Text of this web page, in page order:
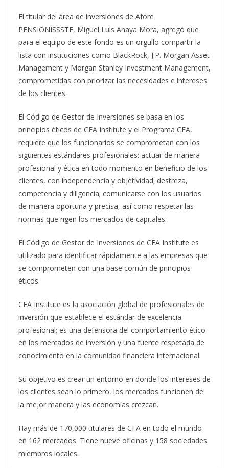
El titular del área de inversiones de Afore
PENSIONISSSTE, Miguel Luis Anaya Mora, agregó que
para el equipo de este fondo es un orgullo compartir la
lista con instituciones como BlackRock, J.P. Morgan Asset
Management y Morgan Stanley Investment Management,
comprometidas con priorizar las necesidades e intereses
de los clientes.
El Código de Gestor de Inversiones se basa en los
principios éticos de CFA Institute y el Programa CFA,
requiere que los funcionarios se comprometan con los
siguientes estándares profesionales: actuar de manera
profesional y ética en todo momento en beneficio de los
clientes, con independencia y objetividad; destreza,
competencia y diligencia; comunicarse con los usuarios
de manera oportuna y precisa, así como respetar las
normas que rigen los mercados de capitales.
El Código de Gestor de Inversiones de CFA Institute es
utilizado para identificar rápidamente a las empresas que
se comprometen con una base común de principios
éticos.
CFA Institute es la asociación global de profesionales de
inversión que establece el estándar de excelencia
profesional; es una defensora del comportamiento ético
en los mercados de inversión y una fuente respetada de
conocimiento en la comunidad financiera internacional.
Su objetivo es crear un entorno en donde los intereses de
los clientes sean lo primero, los mercados funcionen de
la mejor manera y las economías crezcan.
Hay más de 170,000 titulares de CFA en todo el mundo
en 162 mercados. Tiene nueve oficinas y 158 sociedades
miembros locales.